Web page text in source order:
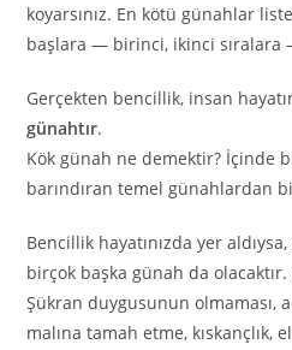
koyarsınız. En kötü günahlar
başlara — birinci, ikinci
Gerçekten bencillik, insan
günahtır.
Kök günah ne demektir? İçinde
barındıran temel günahlardan
Bencillik hayatınızda yer
birçok başka günah da olacaktır.
Şükran duygusunun olmaması,
malına tamah etme, kıskançlık,